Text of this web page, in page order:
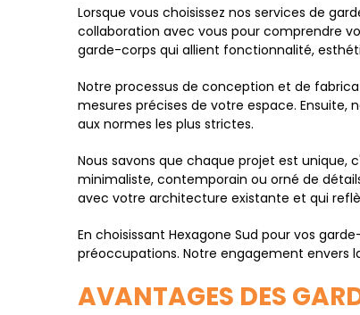
Lorsque vous choisissez nos services de
collaboration avec vous pour comprendre
garde-corps qui allient fonctionnalité,
Notre processus de conception et de
mesures précises de votre espace.
aux normes les plus strictes.
Nous savons que chaque projet est
minimaliste, contemporain ou orné de
avec votre architecture existante et qui
En choisissant Hexagone Sud pour vos
préoccupations. Notre engagement envers
AVANTAGES DES